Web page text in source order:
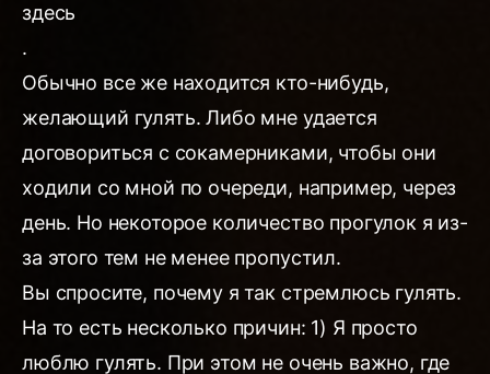
здесь
.
Обычно все же находится кто-нибудь,
желающий гулять. Либо мне удается
договориться с сокамерниками, чтобы они
ходили со мной по очереди, например, через
день. Но некоторое количество прогулок я из-
за этого тем не менее пропустил.
Вы спросите, почему я так стремлюсь гулять.
На то есть несколько причин: 1) Я просто
люблю гулять. При этом не очень важно, где